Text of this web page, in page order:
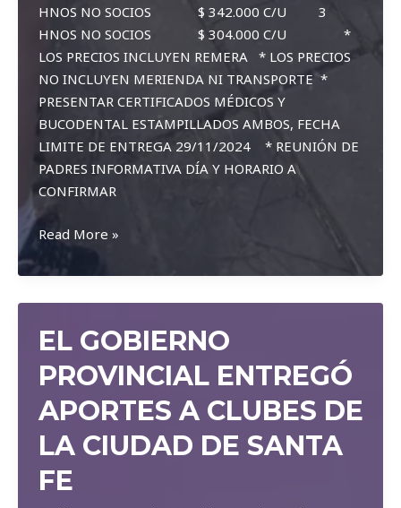
HNOS NO SOCIOS $ 342.000 C/U 3
HNOS NO SOCIOS $ 304.000 C/U *
LOS PRECIOS INCLUYEN REMERA * LOS PRECIOS
NO INCLUYEN MERIENDA NI TRANSPORTE *
PRESENTAR CERTIFICADOS MÉDICOS Y
BUCODENTAL ESTAMPILLADOS AMBOS, FECHA
LIMITE DE ENTREGA 29/11/2024 * REUNIÓN DE
PADRES INFORMATIVA DÍA Y HORARIO A
CONFIRMAR
SE
ABRIERON
LAS
INSCRIPCIONES
LOS
TALLERES
DE
VERANO
Read More »
EL GOBIERNO
PROVINCIAL ENTREGÓ
APORTES A CLUBES DE
LA CIUDAD DE SANTA
FE